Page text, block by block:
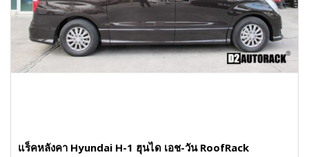
แร็คหลังคา Hyundai H-1 ฮุนได เอช-วัน RoofRack